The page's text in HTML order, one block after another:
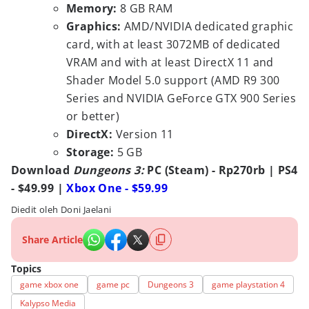
Memory: 8 GB RAM
Graphics: AMD/NVIDIA dedicated graphic
card, with at least 3072MB of dedicated
VRAM and with at least DirectX 11 and
Shader Model 5.0 support (AMD R9 300
Series and NVIDIA GeForce GTX 900 Series
or better)
DirectX: Version 11
Storage: 5 GB
Download Dungeons 3:PC (Steam) - Rp270rb | PS4
- $49.99 |Xbox One - $59.99
Diedit oleh Doni Jaelani
Share Article
Topics
game xbox one game pc Dungeons 3
game playstation 4
Kalypso Media